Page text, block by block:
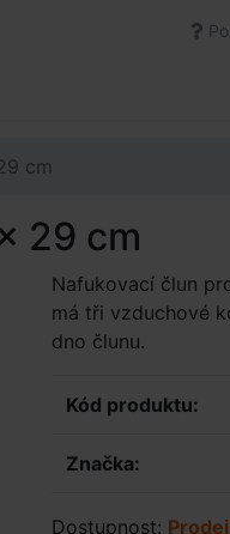
cm
29 cm
Nafukovací člun
má tři vzduchové
dno člunu.
Kód produktu:
Značka:
Dostupnost: